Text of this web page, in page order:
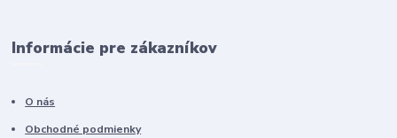
Informácie pre zákazníkov
O nás
Obchodné podmienky